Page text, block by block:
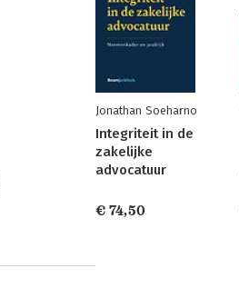
Jonathan Soeharno
Integriteit in de
zakelijke
advocatuur
€ 74,50